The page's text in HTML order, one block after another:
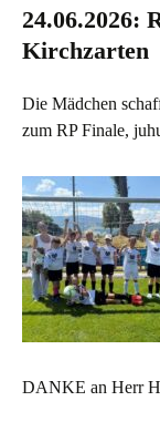
24.06.2026:
Kirchzarten
Die Mädchen
zum RP Finale,
DANKE an Herr